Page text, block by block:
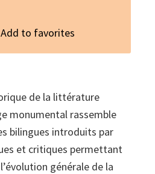
Add to favorites
de la littérature
monumental rassemble
bilingues introduits par
et critiques permettant
générale de la